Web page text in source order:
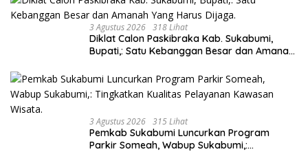
3 Agustus 2026 318 Lihat
Diklat Calon Paskibraka Kab. Sukabumi,
Bupati,: Satu Kebanggan Besar dan Amanah
3 Agustus 2026 315 Lihat
Pemkab Sukabumi Luncurkan Program
Parkir Someah, Wabup Sukabumi,: